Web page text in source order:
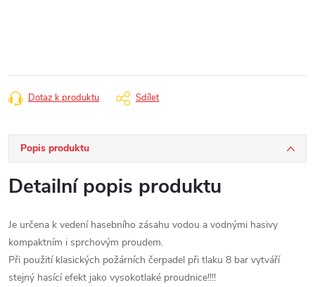
Dotaz k produktu Sdílet
Popis produktu
Detailní popis produktu
Je určena k vedení hasebního zásahu vodou a vodnými hasivy
kompaktním i sprchovým proudem.
Při použití klasických požárních čerpadel při tlaku 8 bar vytváří
stejný hasící efekt jako vysokotlaké proudnice!!!!